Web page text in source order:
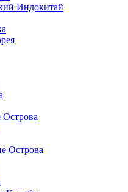
Индокитай
Острова
Острова